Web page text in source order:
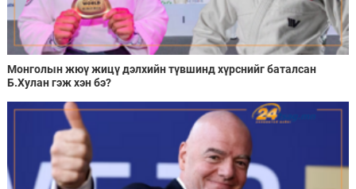
Монголын жюү жицү дэлхийн түвшинд хүрснийг баталсан
Б.Хулан гэж хэн бэ?